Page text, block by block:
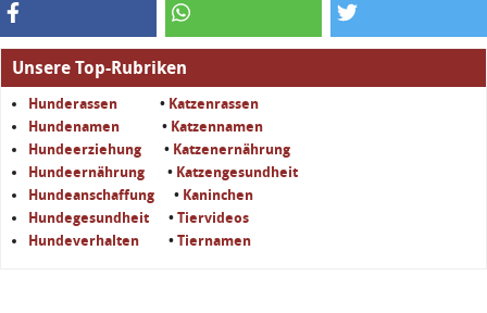
Unsere Top-Rubriken
Hunderassen • Katzenrassen
Hundenamen
• Katzennamen
Hundeerziehung • Katzenernährung
Hundeernährung • Katzengesundheit
Hundeanschaffung • Kaninchen
Hundegesundheit • Tiervideos
Hundeverhalten • Tiernamen